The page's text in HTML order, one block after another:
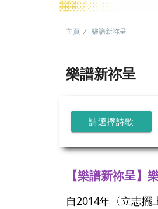
主頁 樂譜新祢呈
樂譜新祢呈
請選擇詩歌
【樂譜新祢呈】
自2014年〈立志擺